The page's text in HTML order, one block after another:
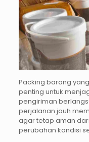
Packing barang
penting untuk
pengiriman
perjalanan jauh
agar tetap aman
perubahan kondisi